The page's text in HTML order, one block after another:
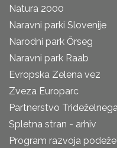
Natura 2000
Naravni parki Slovenije
Narodni park Őrseg
Naravni park Raab
Evropska Zelena vez
Zveza Europarc
Partnerstvo
Spletna stran - arhiv
Program razvoja